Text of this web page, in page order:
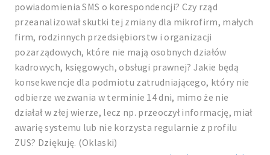
powiadomienia SMS o korespondencji? Czy rząd
przeanalizował skutki tej zmiany dla mikrofirm, małych
firm, rodzinnych przedsiębiorstw i organizacji
pozarządowych, które nie mają osobnych działów
kadrowych, księgowych, obsługi prawnej? Jakie będą
konsekwencje dla podmiotu zatrudniającego, który nie
odbierze wezwania w terminie 14 dni, mimo że nie
działał w złej wierze, lecz np. przeoczył informację, miał
awarię systemu lub nie korzysta regularnie z profilu
ZUS? Dziękuję. (Oklaski)